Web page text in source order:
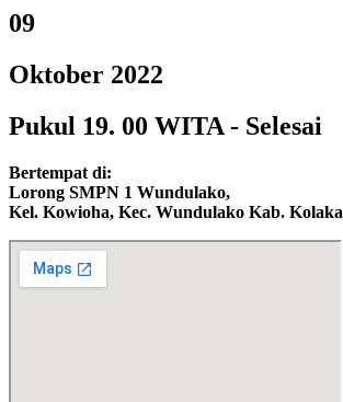
09
Oktober 2022
Pukul 19. 00 WITA - Selesai
Bertempat di:
Lorong SMPN 1 Wundulako,
Kel. Kowioha, Kec. Wundulako Kab. Kolaka